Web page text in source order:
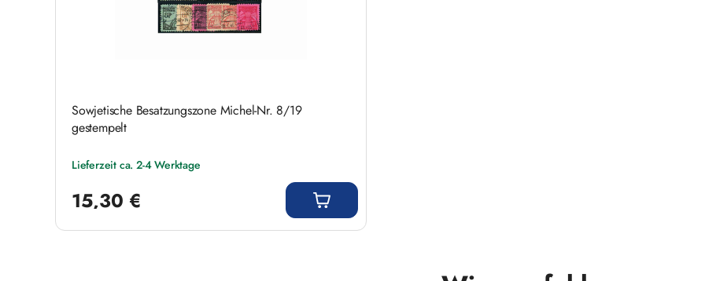
Sowjetische Besatzungszone Michel-Nr. 8/19
gestempelt
Lieferzeit ca. 2-4 Werktage
15,30 €